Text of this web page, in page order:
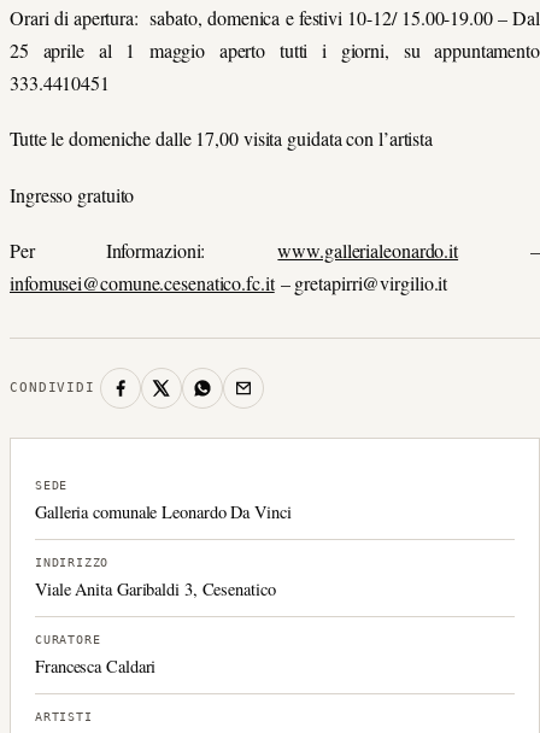
Orari di apertura: sabato, domenica e festivi 10-12/ 15.00-19.00 – Dal
25 aprile al 1 maggio aperto tutti i giorni, su appuntamento
333.4410451
Tutte le domeniche dalle 17,00 visita guidata con l’artista
Ingresso gratuito
Per Informazioni:www.gallerialeonardo.it–
infomusei@comune.cesenatico.fc.it–gretapirri@virgilio.it
CONDIVIDI
SEDE
Galleria comunale Leonardo Da Vinci
INDIRIZZO
Viale Anita Garibaldi 3, Cesenatico
CURATORE
Francesca Caldari
ARTISTI